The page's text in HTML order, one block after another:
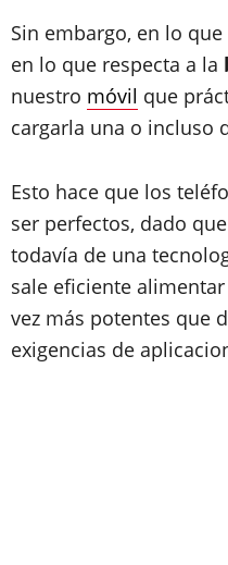
Sin embargo, en lo
en lo que respecta a la
nuestro móvil que
cargarla una o incluso
Esto hace que los
ser perfectos, dado
todavía de una
sale eficiente
vez más potentes que
exigencias de